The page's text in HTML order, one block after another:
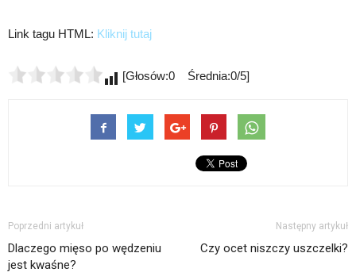
Link tagu HTML: Kliknij tutaj
[Głosów:0 Średnia:0/5]
Poprzedni artykuł
Dlaczego mięso po wędzeniu
jest kwaśne?
Następny artykuł
Czy ocet niszczy uszczelki?